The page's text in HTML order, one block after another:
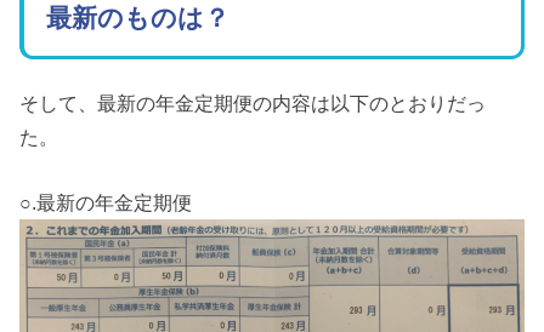
最新のものは？
そして、最新の年金定期便の内容は以下のとおりだっ
た。
○.最新の年金定期便